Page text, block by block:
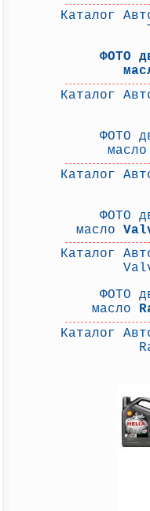
Каталог
ФОТО
Каталог
ФОТО
Каталог
ФОТО
масло
Каталог
ФОТО
масло
Каталог